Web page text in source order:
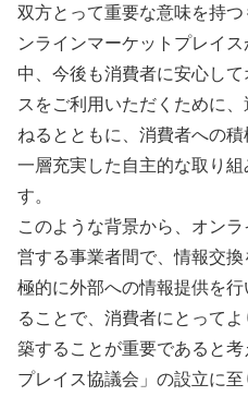
双⽅とって重要な意味を持
ンラインマーケットプレイ
中、今後も消費者に安⼼し
スをご利⽤いただくために
ねるとともに、消費者への
⼀層充実した⾃主的な取り
す。
このような背景から、オン
営する事業者間で、情報交
極的に外部への情報提供を
ることで、消費者にとって
築することが重要であると
プレイス協議会」の設⽴に⾄